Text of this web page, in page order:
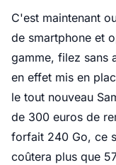
C'est maintenant
de smartphone et
gamme, filez sans
en effet mis en
le tout nouveau
de 300 euros de
forfait 240 Go, ce
coûtera plus que